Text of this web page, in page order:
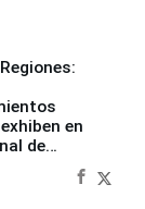
en
de